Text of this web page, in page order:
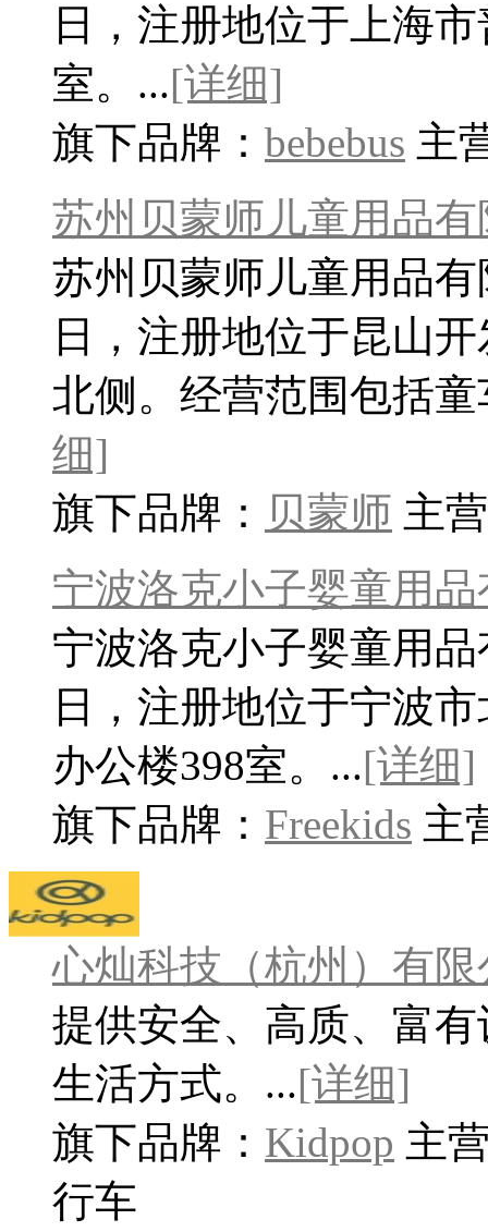
日，注册地位于上海
室。...[详细]
旗下品牌： bebebus 主
苏州贝蒙师儿童用品
苏州贝蒙师儿童用品
日，注册地位于昆山
北侧。经营范围包括
细]
旗下品牌： 贝蒙师 主
宁波洛克小子婴童用
宁波洛克小子婴童用
日，注册地位于宁波
办公楼398室。...[详细]
旗下品牌： Freekids 主
心灿科技（杭州）有限
提供安全、高质、富
生活方式。...[详细]
旗下品牌： Kidpop 主
行车